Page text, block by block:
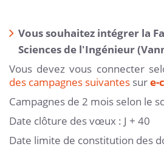
Vous souhaitez intégrer la
Sciences de l'Ingénieur
Vous devez vous connecter
des campagnes suivantes sure-
Campagnes de 2 mois selon le
Date clôture des vœux : J + 40
Date limite de constitution des